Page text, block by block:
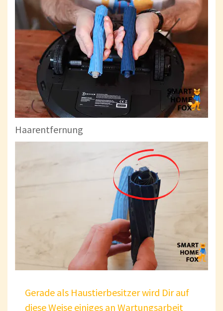
Haarentfernung
Gerade als Haustierbesitzer wird Dir auf
diese Weise einiges an Wartungsarbeit